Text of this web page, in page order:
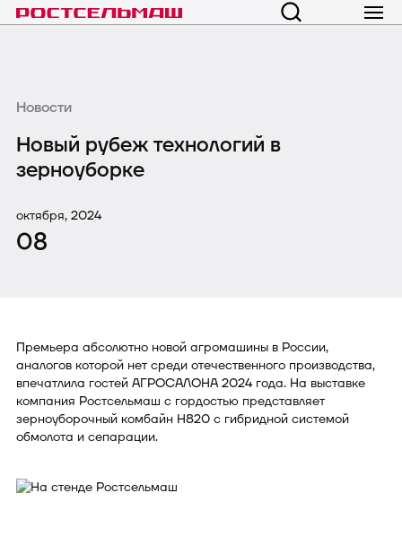
Новости
Новый рубеж технологий в
зерноуборке
октября, 2024
08
Премьера абсолютно новой агромашины в России,
аналогов которой нет среди отечественного производства,
впечатлила гостей АГРОСАЛОНА 2024 года. На выставке
компания Ростсельмаш с гордостью представляет
зерноуборочный комбайн H820 c гибридной системой
обмолота и сепарации.